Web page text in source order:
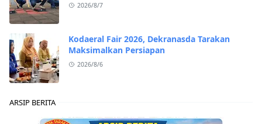
2026/8/7
Kodaeral Fair 2026, Dekranasda Tarakan
Maksimalkan Persiapan
2026/8/6
ARSIP BERITA